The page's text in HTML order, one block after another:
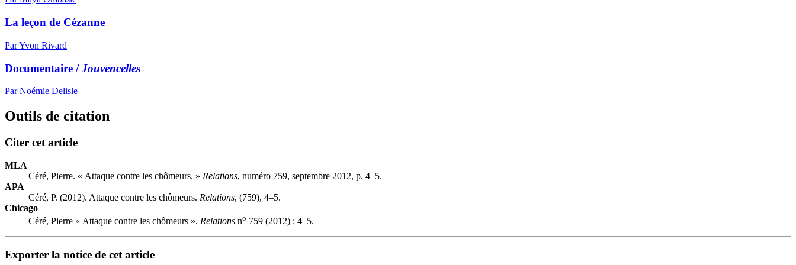
La leçon de Cézanne
Par Yvon Rivard
Documentaire /Jouvencelles
Par Noémie Delisle
Outils de citation
Citer cet article
MLA
Céré, Pierre. « Attaque contre les chômeurs. » Relations, numéro 759, septembre 2012, p. 4–5.
APA
Céré, P. (2012). Attaque contre les chômeurs. Relations, (759), 4–5.
Chicago
Céré, Pierre « Attaque contre les chômeurs ». Relations no 759 (2012) : 4–5.
Exporter la notice de cet article